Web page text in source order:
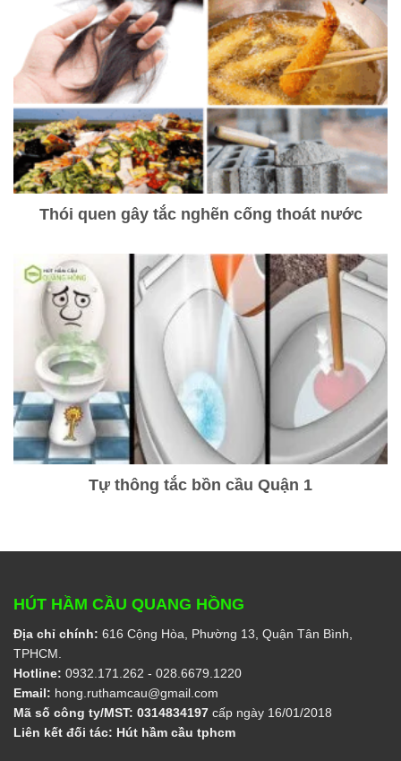
Thói quen gây tắc nghẽn cống thoát nước
Tự thông tắc bồn cầu Quận 1
HÚT HẦM CẦU QUANG HỒNG
Địa chỉ chính: 616 Cộng Hòa, Phường 13, Quận Tân Bình,
TPHCM.
Hotline: 0932.171.262 - 028.6679.1220
Email: hong.ruthamcau@gmail.com
Mã số công ty/MST: 0314834197 cấp ngày 16/01/2018
Liên kết đối tác: Hút hầm cầu tphcm